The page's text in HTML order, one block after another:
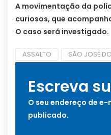
A movimentação da
curiosos, que
O caso será investigado.
ASSALTO SÃO JOSÉ
Escreva
O seu endereço de
publicado.